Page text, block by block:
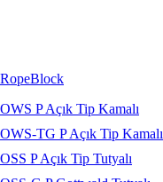
RopeBlock
OWS P Açık Tip Kamalı
OWS-TG P Açık Tip Kamalı
OSS P Açık Tip Tutyalı